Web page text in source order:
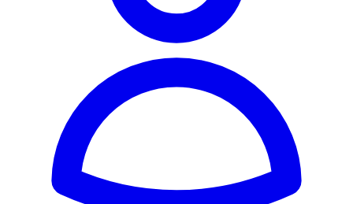
La mejor época para visitar Conil es durante la primavera y el
verano, cuando el clima es cálido y agradable. Durante estos meses,
puedes disfrutar de festivales locales y actividades al aire libre.
Dónde vivirlo
Conil de la Frontera es un destino ideal para experimentar la historia